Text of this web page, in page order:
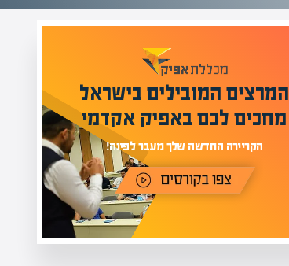
המרצים המובילים בישראל
מחכים לכם באפיק אקדמי
הקריירה החדשה שלך מעבר לפינה!